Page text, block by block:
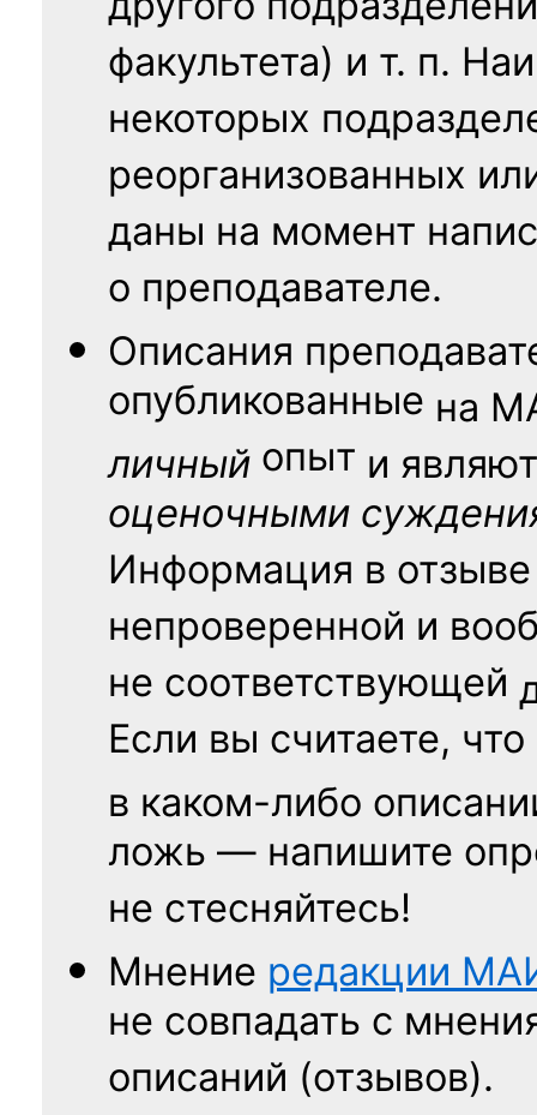
факультета) и т. п.
некоторых
реорганизованных
даны на момент
о преподавателе.
Описания
опубликованные на
личный опыт и
оценочными
Информация в
непроверенной и
не соответствующей
Если вы считаете, что
в каком-либо
ложь — напишите
не стесняйтесь!
Мнение редакции
не совпадать с
описаний (отзывов).